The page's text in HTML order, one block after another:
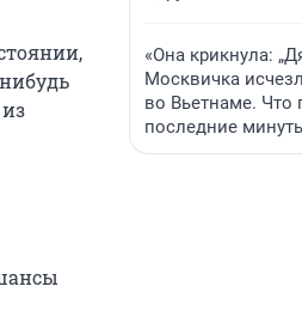
«Она крикнула:
Москвичка
во Вьетнаме. Что
последние